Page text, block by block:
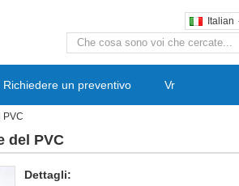
Italian
Richiedere un preventivo Vr
PVC
del PVC
Dettagli: